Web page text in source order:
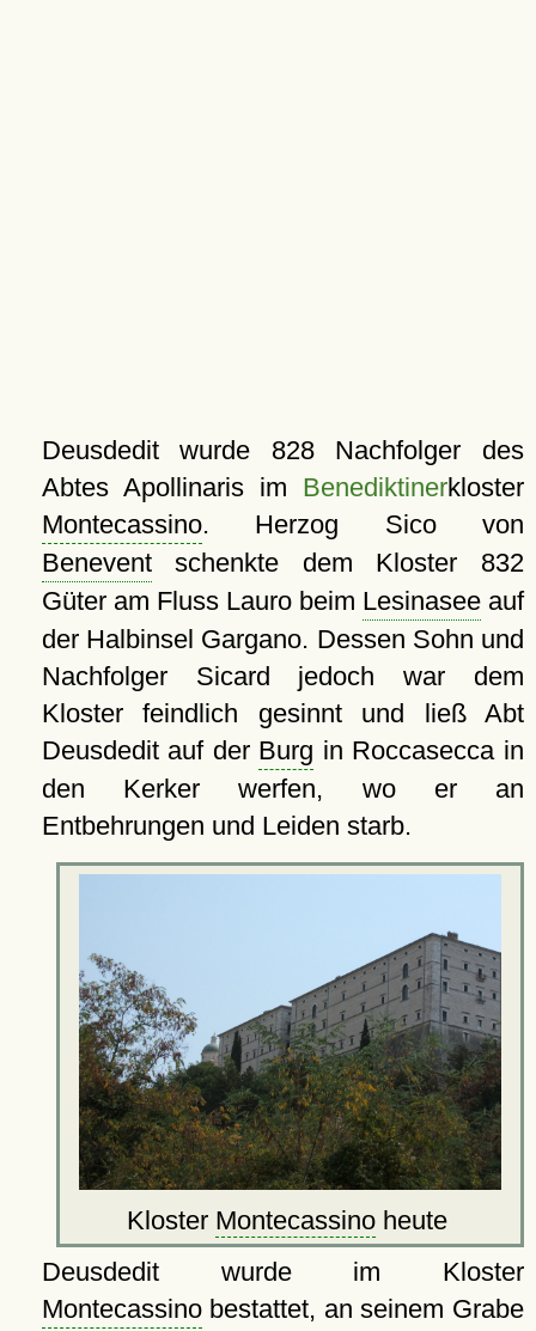
Deusdedit wurde 828 Nachfolger des
Abtes Apollinaris im Benediktinerkloster
Montecassino. Herzog Sico von
Beneventschenkte dem Kloster 832
Güter am Fluss Lauro beim Lesinaseeauf
der Halbinsel Gargano. Dessen Sohn und
Nachfolger Sicard jedoch war dem
Kloster feindlich gesinnt und ließ Abt
Deusdedit auf der Burg in Roccasecca in
den Kerker werfen, wo er an
Entbehrungen und Leiden starb.
Kloster Montecassinoheute
Deusdedit wurde im Kloster
Montecassinobestattet, an seinem Grabe